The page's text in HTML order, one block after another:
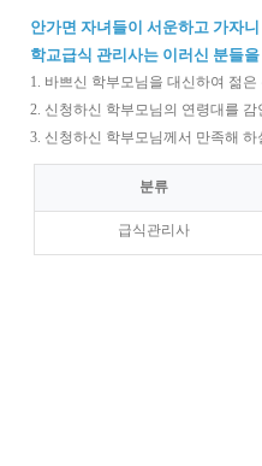
안가면 자녀들이 서운하고 가자
학교급식 관리사는 이러신 분들
1. 바쁘신 학부모님을 대신하여 젊
2. 신청하신 학부모님의 연령대를
3. 신청하신 학부모님께서 만족해
분류
급식관리사